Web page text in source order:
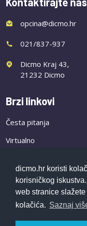
dicmo.hr koristi
korisničkog
web stranice
kolačića. Saznaj
opcina@dicmo.hr
021/837-937
Dicmo Kraj 43,
21232 Dicmo
Brzi linkovi
Česta pitanja
Virtualno
Društvene
Dječji vrtić Ana
Osnovna škola Ante